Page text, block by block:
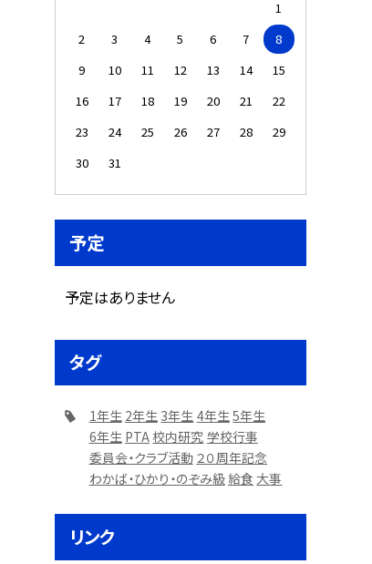
1
2
3 4 5 6 7
8
9
10 11 12 13 14
15
16
17 18 19 20 21
22
23
24 25 26 27 28
29
30
31
予定
予定はありません
タグ
1年生 2年生 3年生 4年生 5年生
6年生 PTA 校内研究 学校行事
委員会・クラブ活動 ２０周年記念
わかば・ひかり・のぞみ級 給食 大事
リンク